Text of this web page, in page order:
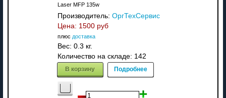
Laser MFP 135w
Производитель: ОргТехСервис
Цена: 1500 руб
плюс доставка
Вес: 0.3 кг.
Количество на складе: 142
В корзину Подробнее